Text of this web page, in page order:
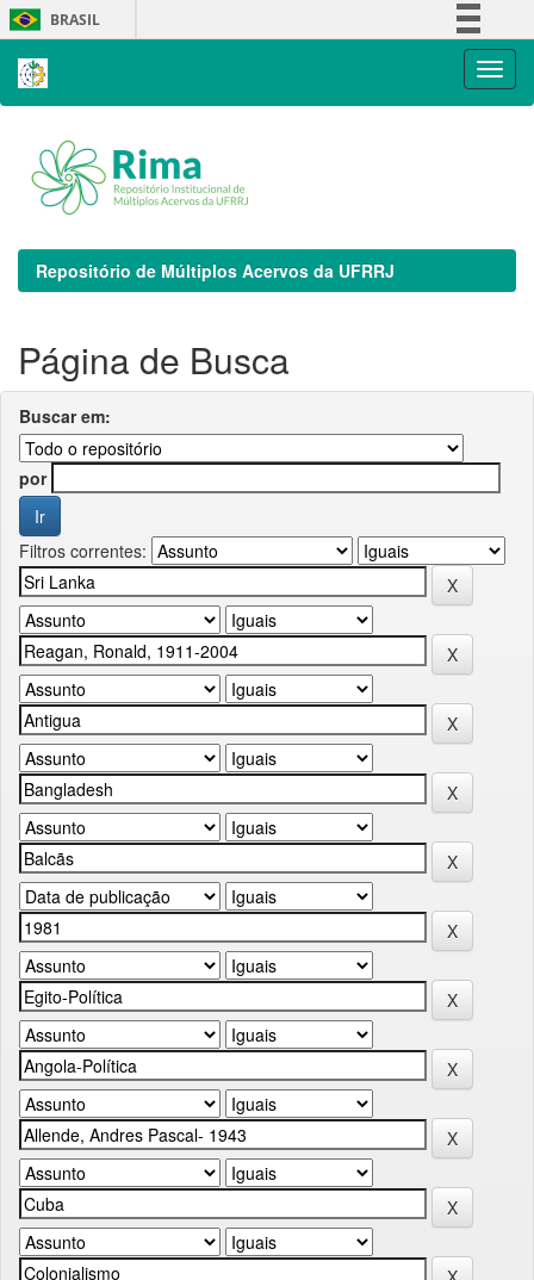
Skip
navigation
BRASIL
Repositório de Múltiplos Acervos da UFRRJ
Página de Busca
Buscar em:
por
Filtros correntes: